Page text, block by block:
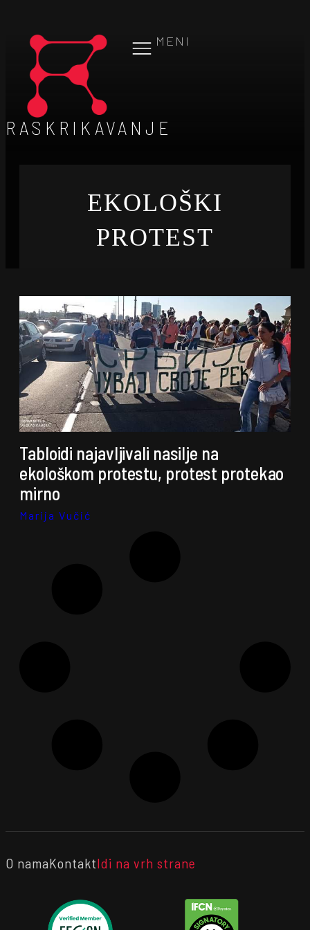
MENI
RASKRIKAVANJE
EKOLOŠKI
PROTEST
Tabloidi najavljivali nasilje na
ekološkom protestu, protest protekao
mirno
Marija Vučić
O namaKontaktIdi na vrh strane